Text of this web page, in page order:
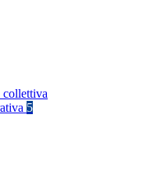
collettiva
5